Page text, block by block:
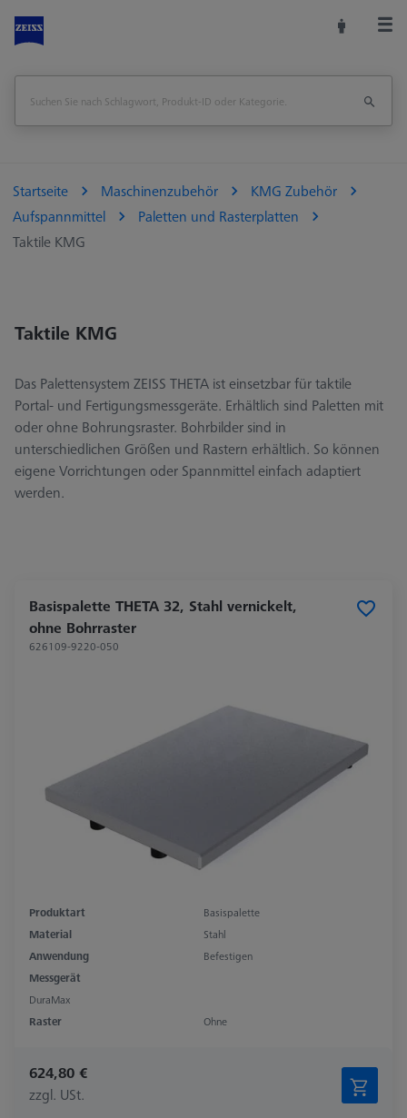
Startseite Maschinenzubehör
KMG Zubehör
Aufspannmittel
Paletten und Rasterplatten
Taktile KMG
Taktile KMG
Das Palettensystem ZEISS THETA ist einsetzbar für taktile
Portal- und Fertigungsmessgeräte. Erhältlich sind Paletten mit
oder ohne Bohrungsraster. Bohrbilder sind in
unterschiedlichen Größen und Rastern erhältlich. So können
eigene Vorrichtungen oder Spannmittel einfach adaptiert
werden.
Basispalette THETA 32, Stahl vernickelt,
ohne Bohrraster
626109-9220-050
Produktart
Basispalette
Material
Stahl
Anwendung
Befestigen
Messgerät
DuraMax
Raster
Ohne
624,80 €
zzgl. USt.